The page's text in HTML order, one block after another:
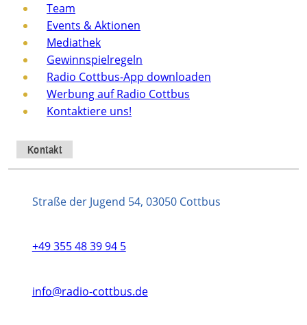
Team
Events & Aktionen
Mediathek
Gewinnspielregeln
Radio Cottbus-App downloaden
Werbung auf Radio Cottbus
Kontaktiere uns!
Kontakt
Straße der Jugend 54, 03050 Cottbus
+49 355 48 39 94 5
info@radio-cottbus.de